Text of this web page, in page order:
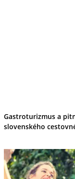
Gastroturizmus a
slovenského